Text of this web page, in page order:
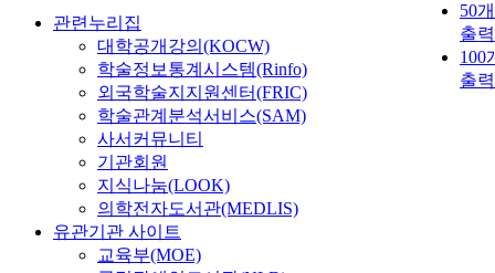
50
출력
100
출력
관련누리집
대학공개강의(KOCW)
학술정보통계시스템(Rinfo)
외국학술지지원센터(FRIC)
학술관계분석서비스(SAM)
사서커뮤니티
기관회원
지식나눔(LOOK)
의학전자도서관(MEDLIS)
유관기관 사이트
교육부(MOE)